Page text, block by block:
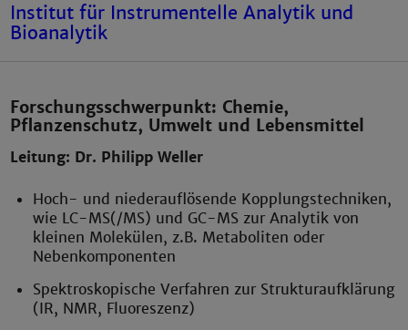
Institut für Instrumentelle Analytik und
Bioanalytik
Forschungsschwerpunkt: Chemie,
Pflanzenschutz, Umwelt und Lebensmittel
Leitung: Dr. Philipp Weller
Hoch- und niederauflösende Kopplungstechniken,
wie LC-MS(/MS) und GC-MS zur Analytik von
kleinen Molekülen, z.B. Metaboliten oder
Nebenkomponenten
Spektroskopische Verfahren zur Strukturaufklärung
(IR, NMR, Fluoreszenz)